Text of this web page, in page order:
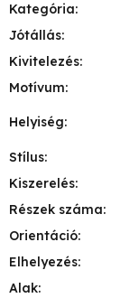
Kategória:
Jótállás:
Kivitelezés:
Motívum:
Helyiség:
Stílus:
Kiszerelés:
Részek száma:
Orientáció:
Elhelyezés:
Alak: